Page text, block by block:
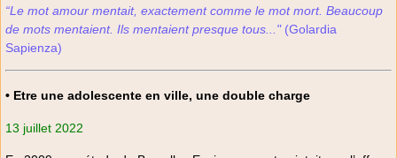
“Le mot amour mentait, exactement comme le mot mort. Beaucoup
de mots mentaient. Ils mentaient presque tous..."(Golardia
Sapienza)
• Etre une adolescente en ville, une double charge
13 juillet 2022